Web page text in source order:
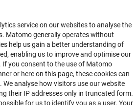
alemães
para Cientistas
service on our websites to analyse the
Matomo generally operates without
help us gain a better understanding of
enabling us to improve and optimise our
If you consent to the use of Matomo
or here on this page, these cookies can
We analyse how visitors use our website
their IP addresses only in truncated form.
for us to identify you as a user. Your